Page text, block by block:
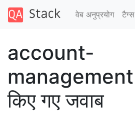
वेब अनुप्रयोग टैग्‍स
account-
management
किए गए जवाब